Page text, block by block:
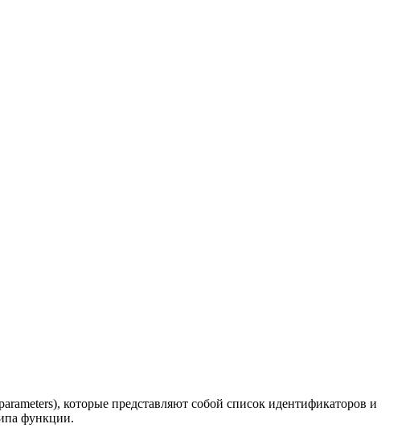
которые представляют собой список идентификаторов и
функции.